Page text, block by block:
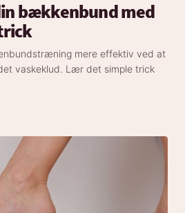
bækkenbund med
mere effektiv ved at
vaskeklud. Lær det simple trick